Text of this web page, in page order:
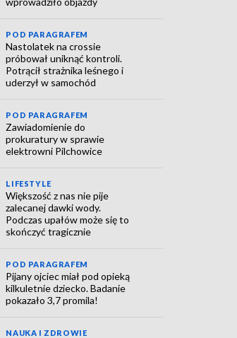
POD PARAGRAFEM
Nastolatek na crossie
próbował uniknąć kontroli.
Potrącił strażnika leśnego i
uderzył w samochód
POD PARAGRAFEM
Zawiadomienie do
prokuratury w sprawie
elektrowni Pilchowice
LIFESTYLE
Większość z nas nie pije
zalecanej dawki wody.
Podczas upałów może się to
skończyć tragicznie
POD PARAGRAFEM
Pijany ojciec miał pod opieką
kilkuletnie dziecko. Badanie
pokazało 3,7 promila!
NAUKA I ZDROWIE